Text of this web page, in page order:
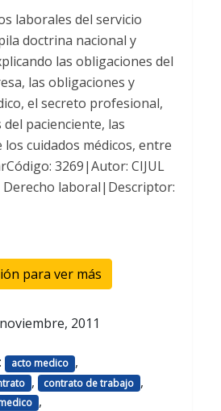
laborales del servicio
doctrina nacional y
las obligaciones del
las obligaciones y
el secreto profesional,
pacienciente, las
los cuidados médicos, entre
3269|Autor: CIJUL
Derecho laboral|Descriptor:
para ver más
2011
acto medico ,
, contrato de trabajo ,
,